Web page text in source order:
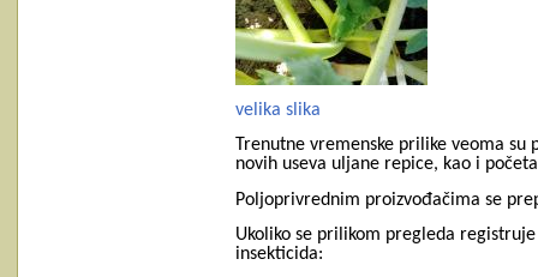
velika slika
Trenutne vremenske prilike veoma
novih useva uljane repice, kao i
Poljoprivrednim proizvođačima se
Ukoliko se prilikom pregleda
insekticida: